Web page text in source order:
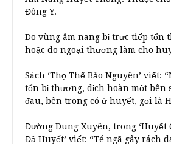
Đông Y.
Do vùng âm nang bị trực tiếp tổn
hoặc do ngoại thương làm cho
Sách ‘Thọ Thế Bảo Nguyên’ viết:
tổn bị thương, dịch hoàn một bên
đau, bên trong có ứ huyết, gọi là
Đường Dung Xuyên, trong ‘Huyết
Đả Huyết’ viết: “Té ngã gây rách